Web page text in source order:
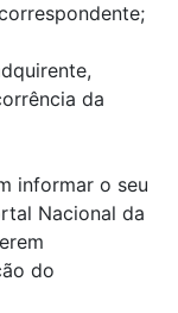
da
informar o seu
Nacional da
do